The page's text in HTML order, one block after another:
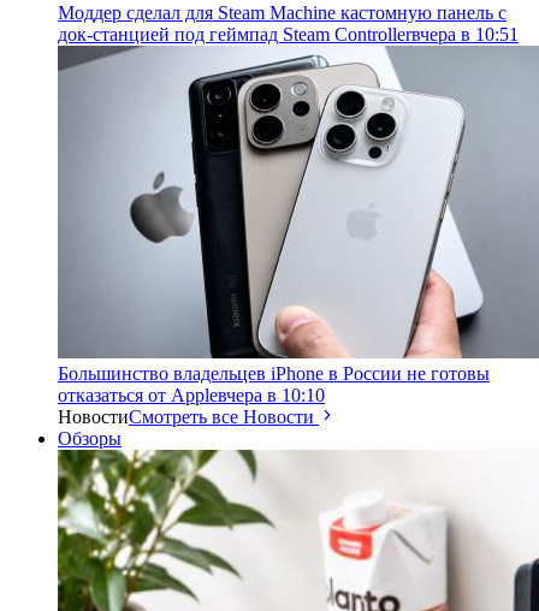
Моддер сделал для Steam Machine кастомную панель с
док-станцией под геймпад Steam Controllerвчера в 10:51
Большинство владельцев iPhone в России не готовы
отказаться от Appleвчера в 10:10
НовостиСмотреть все Новости
Обзоры